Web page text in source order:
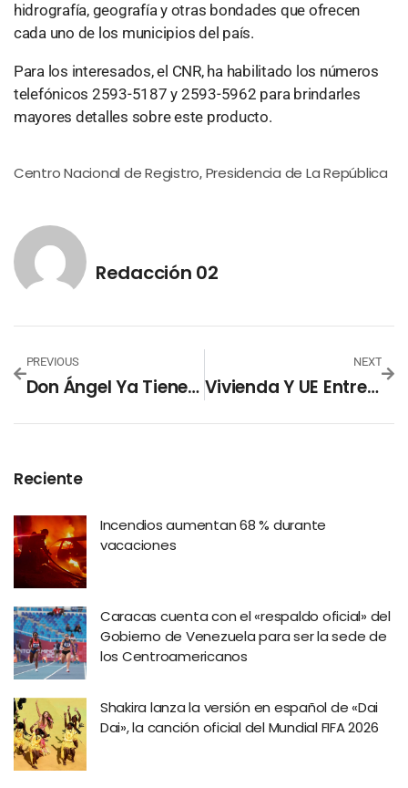
hidrografía, geografía y otras bondades que ofrecen
cada uno de los municipios del país.
Para los interesados, el CNR, ha habilitado los números
telefónicos 2593-5187 y 2593-5962 para brindarles
mayores detalles sobre este producto.
Centro Nacional de Registro, Presidencia de La República
Redacción 02
PREVIOUS
Don Ángel Ya Tiene Casa Gracias A Contribución De Vivienda
NEXT
Vivienda Y UE Entregan Certificados De Contribución A Familias De Escasos Recursos En Tacuba
Reciente
Incendios aumentan 68 % durante
vacaciones
Caracas cuenta con el «respaldo oficial» del
Gobierno de Venezuela para ser la sede de
los Centroamericanos
Shakira lanza la versión en español de «Dai
Dai», la canción oficial del Mundial FIFA 2026